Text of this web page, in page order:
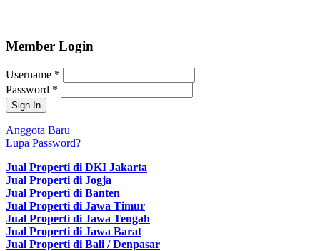
Member Login
Username *
Password *
Anggota Baru
Lupa Password?
Jual Properti di DKI Jakarta
Jual Properti di Jogja
Jual Properti di Banten
Jual Properti di Jawa Timur
Jual Properti di Jawa Tengah
Jual Properti di Jawa Barat
Jual Properti di Bali / Denpasar